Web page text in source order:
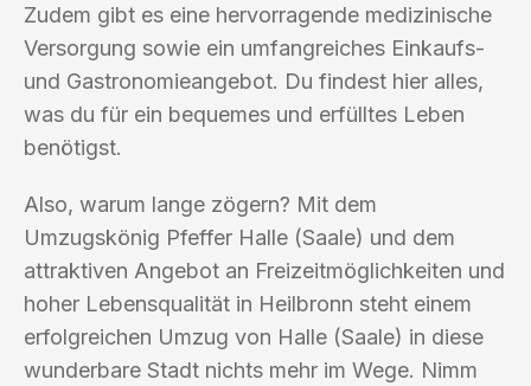
Zudem gibt es eine hervorragende medizinische
Versorgung sowie ein umfangreiches Einkaufs-
und Gastronomieangebot. Du findest hier alles,
was du für ein bequemes und erfülltes Leben
benötigst.
Also, warum lange zögern? Mit dem
Umzugskönig Pfeffer Halle (Saale) und dem
attraktiven Angebot an Freizeitmöglichkeiten und
hoher Lebensqualität in Heilbronn steht einem
erfolgreichen Umzug von Halle (Saale) in diese
wunderbare Stadt nichts mehr im Wege. Nimm